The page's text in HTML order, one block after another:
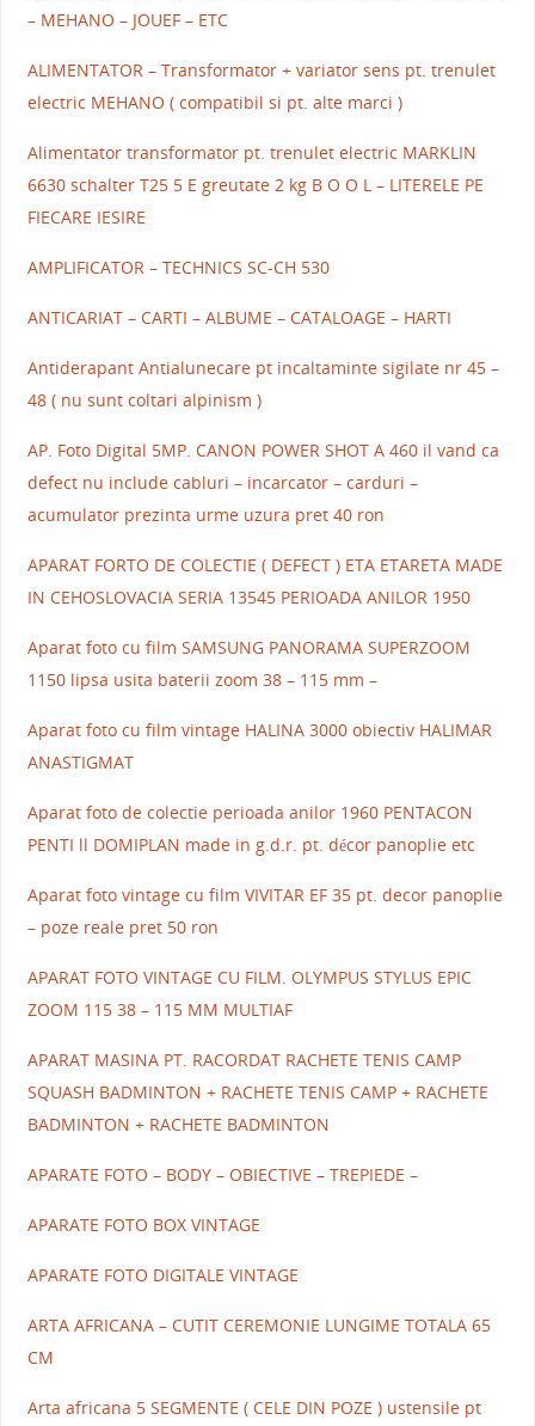
– MEHANO – JOUEF – ETC
ALIMENTATOR – Transformator + variator sens pt. trenulet
electric MEHANO ( compatibil si pt. alte marci )
Alimentator transformator pt. trenulet electric MARKLIN
6630 schalter T25 5 E greutate 2 kg B O O L – LITERELE PE
FIECARE IESIRE
AMPLIFICATOR – TECHNICS SC-CH 530
ANTICARIAT – CARTI – ALBUME – CATALOAGE – HARTI
Antiderapant Antialunecare pt incaltaminte sigilate nr 45 –
48 ( nu sunt coltari alpinism )
AP. Foto Digital 5MP. CANON POWER SHOT A 460 il vand ca
defect nu include cabluri – incarcator – carduri –
acumulator prezinta urme uzura pret 40 ron
APARAT FORTO DE COLECTIE ( DEFECT ) ETA ETARETA MADE
IN CEHOSLOVACIA SERIA 13545 PERIOADA ANILOR 1950
Aparat foto cu film SAMSUNG PANORAMA SUPERZOOM
1150 lipsa usita baterii zoom 38 – 115 mm –
Aparat foto cu film vintage HALINA 3000 obiectiv HALIMAR
ANASTIGMAT
Aparat foto de colectie perioada anilor 1960 PENTACON
PENTI ll DOMIPLAN made in g.d.r. pt. décor panoplie etc
Aparat foto vintage cu film VIVITAR EF 35 pt. decor panoplie
– poze reale pret 50 ron
APARAT FOTO VINTAGE CU FILM. OLYMPUS STYLUS EPIC
ZOOM 115 38 – 115 MM MULTIAF
APARAT MASINA PT. RACORDAT RACHETE TENIS CAMP
SQUASH BADMINTON + RACHETE TENIS CAMP + RACHETE
BADMINTON + RACHETE BADMINTON
APARATE FOTO – BODY – OBIECTIVE – TREPIEDE –
APARATE FOTO BOX VINTAGE
APARATE FOTO DIGITALE VINTAGE
ARTA AFRICANA – CUTIT CEREMONIE LUNGIME TOTALA 65
CM
Arta africana 5 SEGMENTE ( CELE DIN POZE ) ustensile pt